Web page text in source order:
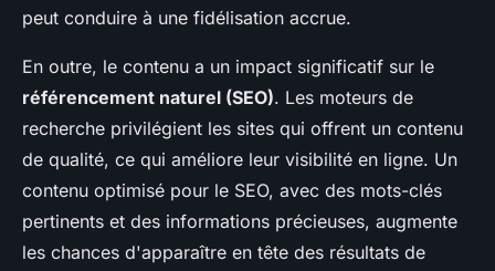
peut conduire à une fidélisation accrue.
En outre, le contenu a un impact significatif sur le
référencement naturel (SEO). Les moteurs de
recherche privilégient les sites qui offrent un contenu
de qualité, ce qui améliore leur visibilité en ligne. Un
contenu optimisé pour le SEO, avec des mots-clés
pertinents et des informations précieuses, augmente
les chances d'apparaître en tête des résultats de